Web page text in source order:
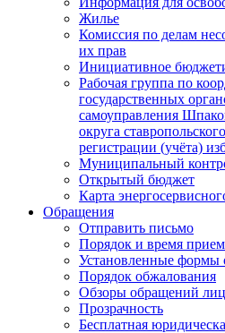
Жилье
Комиссия по делам
их прав
Инициативное
Рабочая группа по
государственных
самоуправления
округа
регистрации (учёта)
Муниципальный
Открытый бюджет
Карта
Обращения
Отправить письмо
Порядок и время
Установленные формы
Порядок обжалования
Обзоры обращений лиц
Прозрачность
Бесплатная